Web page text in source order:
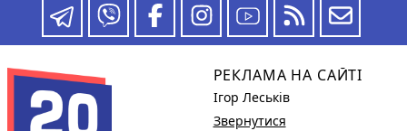
РЕКЛАМА НА САЙТІ
Ігор Леськів
Звернутися